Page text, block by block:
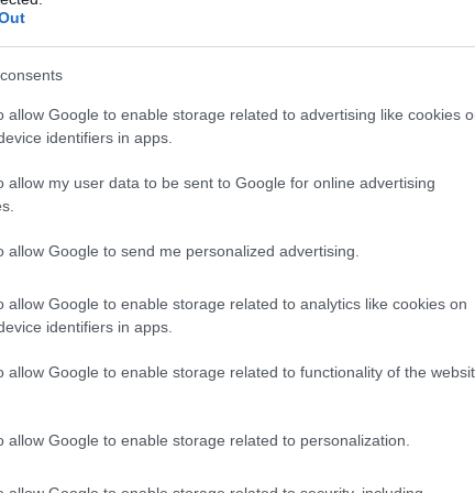
allow Google to enable storage related to advertising like cookies
identifiers in apps.
allow my user data to be sent to Google for online advertising
allow Google to send me personalized advertising.
allow Google to enable storage related to analytics like cookies on
identifiers in apps.
allow Google to enable storage related to functionality of the
allow Google to enable storage related to personalization.
vallottak a kiürítéssel, így inkább politikát váltottak
ópiumbarlangokról, kokaindílerekről,
megúszták a büntetést, ahogy a kókler fogorvosok is. A
Kína, sem Nagy-Britannia nem vállalt felelősséget az ott
nagy része békében, nyugalomban élte a
írtak, a felnőttek pedig gyakran ott pihentek vagy
a rossz életminőséggel, elképesztő higiénés
az épületeket. 1991-ben kezdődött a felszámolás
parkot találunk.